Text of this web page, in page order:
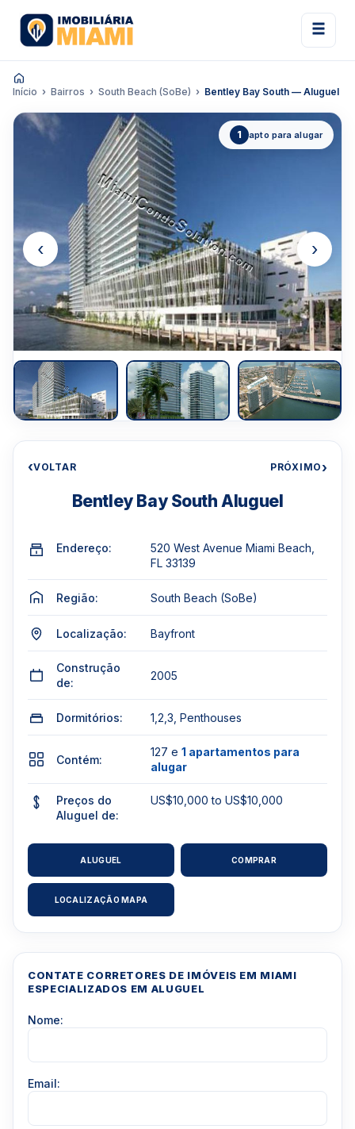
Início Bairros South Beach (SoBe) Bentley Bay South — Aluguel
1 apto para alugar
‹ ›
‹VOLTAR PRÓXIMO›
Bentley Bay South Aluguel
Endereço:
520 West Avenue Miami Beach,
FL 33139
Região: South Beach (SoBe)
Localização: Bayfront
Construção
de:
2005
Dormitórios: 1,2,3, Penthouses
Contém:
127 e 1 apartamentos para
alugar
Preços do
Aluguel de:
US$10,000 to US$10,000
ALUGUEL COMPRAR
LOCALIZAÇÃO MAPA
CONTATE CORRETORES DE IMÓVEIS EM MIAMI
ESPECIALIZADOS EM ALUGUEL
Nome:
Email: